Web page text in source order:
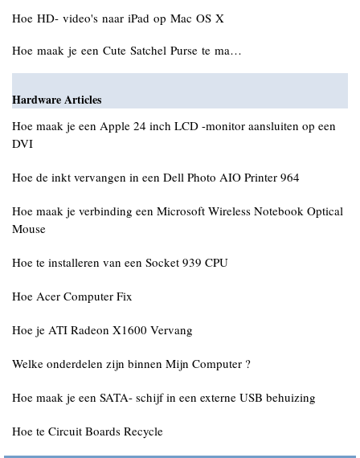
Hoe HD- video's naar iPad op Mac OS X
Hoe maak je een Cute Satchel Purse te ma…
Hardware Articles
Hoe maak je een Apple 24 inch LCD -monitor aansluiten op een
DVI
Hoe de inkt vervangen in een Dell Photo AIO Printer 964
Hoe maak je verbinding een Microsoft Wireless Notebook Optical
Mouse
Hoe te installeren van een Socket 939 CPU
Hoe Acer Computer Fix
Hoe je ATI Radeon X1600 Vervang
Welke onderdelen zijn binnen Mijn Computer ?
Hoe maak je een SATA- schijf in een externe USB behuizing
Hoe te Circuit Boards Recycle